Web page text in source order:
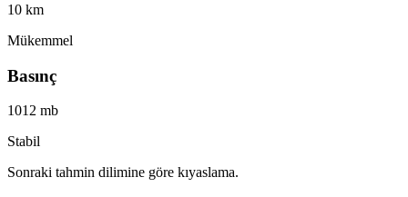
10 km
Mükemmel
Basınç
1012 mb
Stabil
Sonraki tahmin dilimine göre kıyaslama.